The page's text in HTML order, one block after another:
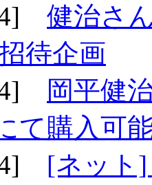
健治さ
待企画
岡平健
て購入可
[ネット]